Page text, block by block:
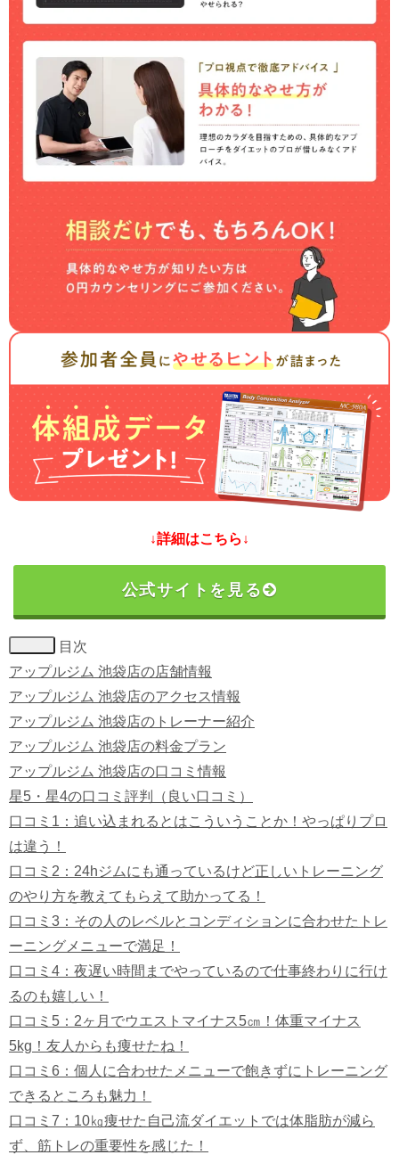
↓詳細はこちら↓
公式サイトを見る
目次
アップルジム 池袋店の店舗情報
アップルジム 池袋店のアクセス情報
アップルジム 池袋店のトレーナー紹介
アップルジム 池袋店の料金プラン
アップルジム 池袋店の口コミ情報
星5・星4の口コミ評判（良い口コミ）
口コミ1：追い込まれるとはこういうことか！やっぱりプロ
は違う！
口コミ2：24hジムにも通っているけど正しいトレーニング
のやり方を教えてもらえて助かってる！
口コミ3：その人のレベルとコンディションに合わせたトレ
ーニングメニューで満足！
口コミ4：夜遅い時間までやっているので仕事終わりに行け
るのも嬉しい！
口コミ5：2ヶ月でウエストマイナス5㎝！体重マイナス
5kg！友人からも痩せたね！
口コミ6：個人に合わせたメニューで飽きずにトレーニング
できるところも魅力！
口コミ7：10㎏痩せた自己流ダイエットでは体脂肪が減ら
ず、筋トレの重要性を感じた！